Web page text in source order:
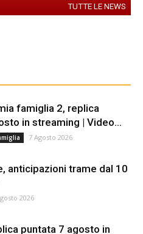
TUTTE LE NEWS
famiglia 2, replica
in streaming | Video...
7 Agosto 2026
anticipazioni trame dal 10
2026
puntata 7 agosto in